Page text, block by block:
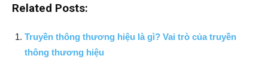
Related Posts:
Truyền thông thương hiệu là gì? Vai trò của truyền
thông thương hiệu